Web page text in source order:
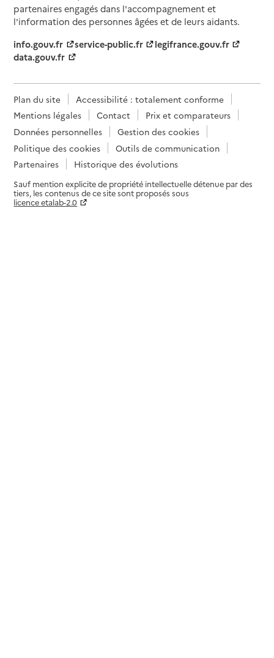
partenaires engagés dans l'accompagnement et
l'information des personnes âgées et de leurs aidants.
info.gouv.fr
service-public.fr
legifrance.gouv.fr
data.gouv.fr
Plan du site
Accessibilité : totalement conforme
Mentions légales
Contact
Prix et comparateurs
Données personnelles
Gestion des cookies
Politique des cookies
Outils de communication
Partenaires
Historique des évolutions
Sauf mention explicite de propriété intellectuelle détenue par des
tiers, les contenus de ce site sont proposés sous
licence etalab-2.0